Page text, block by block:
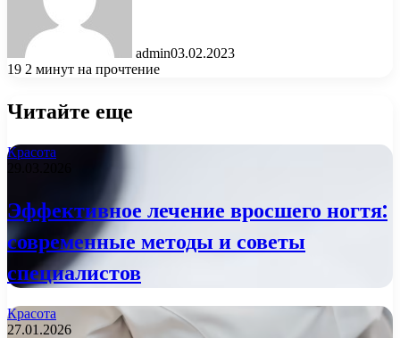
admin03.02.2023
19 2 минут на прочтение
Читайте еще
Красота
Эффективное лечение вросшего ногтя:
современные методы и советы
специалистов
Красота
27.01.2026